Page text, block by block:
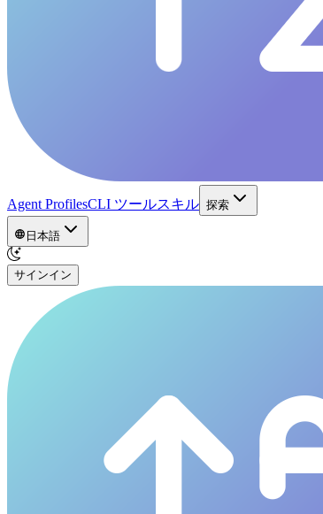
Agent ProfilesCLI ツールスキル 探索
日本語
サインイン